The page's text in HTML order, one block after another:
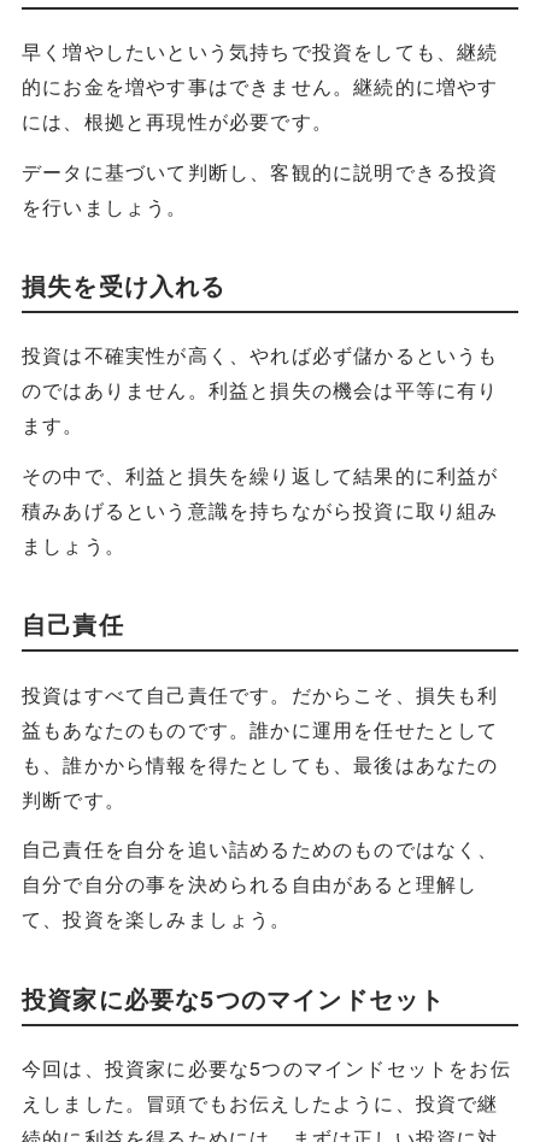
早く増やしたいという気持ちで投資をしても、継続
的にお金を増やす事はできません。継続的に増やす
には、根拠と再現性が必要です。
データに基づいて判断し、客観的に説明できる投資
を行いましょう。
損失を受け入れる
投資は不確実性が高く、やれば必ず儲かるというも
のではありません。利益と損失の機会は平等に有り
ます。
その中で、利益と損失を繰り返して結果的に利益が
積みあげるという意識を持ちながら投資に取り組み
ましょう。
自己責任
投資はすべて自己責任です。だからこそ、損失も利
益もあなたのものです。誰かに運用を任せたとして
も、誰かから情報を得たとしても、最後はあなたの
判断です。
自己責任を自分を追い詰めるためのものではなく、
自分で自分の事を決められる自由があると理解し
て、投資を楽しみましょう。
投資家に必要な5つのマインドセット
今回は、投資家に必要な5つのマインドセットをお伝
えしました。冒頭でもお伝えしたように、投資で継